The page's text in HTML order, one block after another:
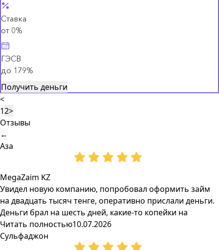
Ставка
от 0%
ГЭСВ
до 179%
Получить деньги
<
12>
Отзывы
←
Аза
MegaZaim KZ
Увидел новую компанию, попробовал оформить займ
на двадцать тысяч тенге, оперативно прислали деньги.
Деньги брал на шесть дней, какие-то копейки на
Читать полностью10.07.2026
Сульфаджон